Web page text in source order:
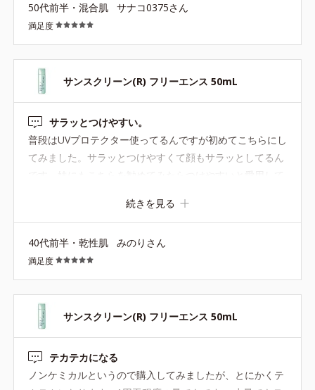
50代前半・混合肌 サナコ0375さん
満足度
サンスクリーン(R) フリーエンス 50mL
サラッとつけやすい。
普段はUVプロテクター使ってるんですが初めてこちらにし
てみました。サラッとつけやすくて顔もサラッとしてるん
えるのでありがたいです。
続きを見る
40代前半・乾性肌 みのりさん
満足度
サンスクリーン(R) フリーエンス 50mL
テカテカになる
ノンケミカルというので購入してみましたが、とにかくテ